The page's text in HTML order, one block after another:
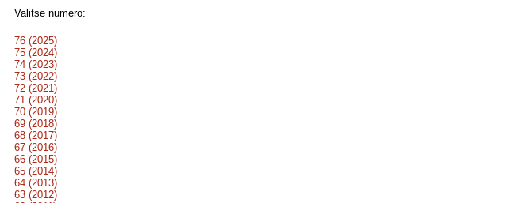
Valitse numero:
76 (2025)
75 (2024)
74 (2023)
73 (2022)
72 (2021)
71 (2020)
70 (2019)
69 (2018)
68 (2017)
67 (2016)
66 (2015)
65 (2014)
64 (2013)
63 (2012)